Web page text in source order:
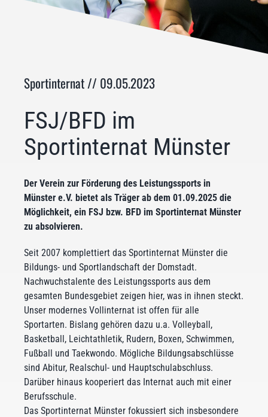
Sportinternat // 09.05.2023
FSJ/BFD im
Sportinternat Münster
Der Verein zur Förderung des Leistungssports in
Münster e.V. bietet als Träger ab dem 01.09.2025 die
Möglichkeit, ein FSJ bzw. BFD im Sportinternat Münster
zu absolvieren.
Seit 2007 komplettiert das Sportinternat Münster die
Bildungs- und Sportlandschaft der Domstadt.
Nachwuchstalente des Leistungssports aus dem
gesamten Bundesgebiet zeigen hier, was in ihnen steckt.
Unser modernes Vollinternat ist offen für alle
Sportarten. Bislang gehören dazu u.a. Volleyball,
Basketball, Leichtathletik, Rudern, Boxen, Schwimmen,
Fußball und Taekwondo. Mögliche Bildungsabschlüsse
sind Abitur, Realschul- und Hauptschulabschluss.
Darüber hinaus kooperiert das Internat auch mit einer
Berufsschule.
Das Sportinternat Münster fokussiert sich insbesondere